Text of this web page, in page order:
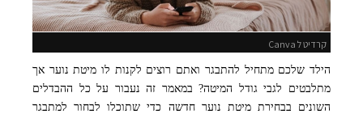
קרדיט ל Canva
הילד שלכם מתחיל להתבגר ואתם רוצים לקנות לו מיטת נוער אך
מתלבטים לגבי גודל המיטה? במאמר זה נעבור על כל ההבדלים
השונים בבחירת מיטת נוער חדשה כדי שתוכלו לבחור למתבגר